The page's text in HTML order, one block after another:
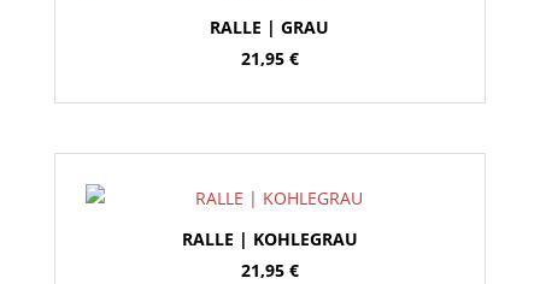
RALLE | GRAU
21,95 €
RALLE | KOHLEGRAU
21,95 €